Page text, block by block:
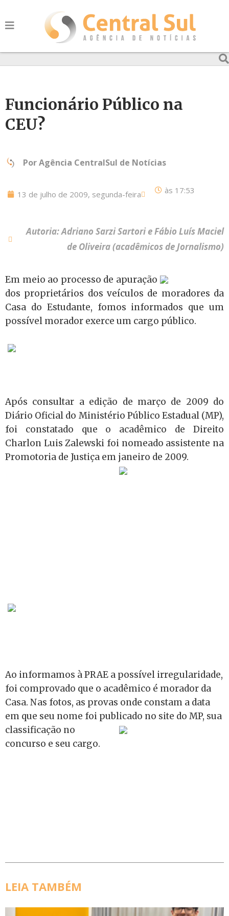
Funcionário Público na
CEU?
PorAgência CentralSul de Notícias
13 de julho de 2009, segunda-feira às 17:53
Autoria: Adriano Sarzi Sartori e Fábio Luís Maciel
de Oliveira (acadêmicos de Jornalismo)
Em meio ao processo de apuração
dos proprietários dos veículos de moradores da
Casa do Estudante, fomos informados que um
possível morador exerce um cargo público.
Após consultar a edição de março de 2009 do
Diário Oficial do Ministério Público Estadual (MP),
foi constatado que o acadêmico de Direito
Charlon Luis Zalewski foi nomeado assistente na
Promotoria de Justiça em janeiro de 2009.
Ao informamos à PRAE a possível irregularidade,
foi comprovado que o acadêmico é morador da
Casa. Nas fotos, as provas onde constam a data
em que seu nome foi publicado no site do MP, sua
classificação no
concurso e seu cargo.
LEIA TAMBÉM